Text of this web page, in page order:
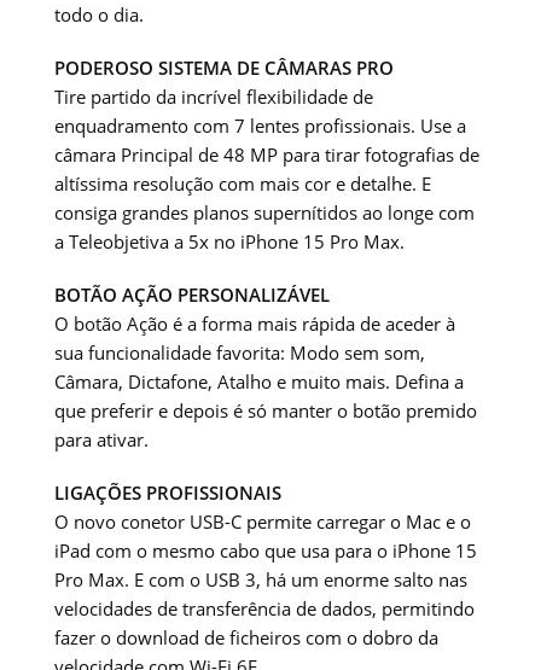
todo o dia.
PODEROSO SISTEMA DE CÂMARAS PRO
Tire partido da incrível flexibilidade de
enquadramento com 7 lentes profissionais. Use a
câmara Principal de 48 MP para tirar fotografias de
altíssima resolução com mais cor e detalhe. E
consiga grandes planos supernítidos ao longe com
a Teleobjetiva a 5x no iPhone 15 Pro Max.
BOTÃO AÇÃO PERSONALIZÁVEL
O botão Ação é a forma mais rápida de aceder à
sua funcionalidade favorita: Modo sem som,
Câmara, Dictafone, Atalho e muito mais. Defina a
que preferir e depois é só manter o botão premido
para ativar.
LIGAÇÕES PROFISSIONAIS
O novo conetor USB-C permite carregar o Mac e o
iPad com o mesmo cabo que usa para o iPhone 15
Pro Max. E com o USB 3, há um enorme salto nas
velocidades de transferência de dados, permitindo
fazer o download de ficheiros com o dobro da